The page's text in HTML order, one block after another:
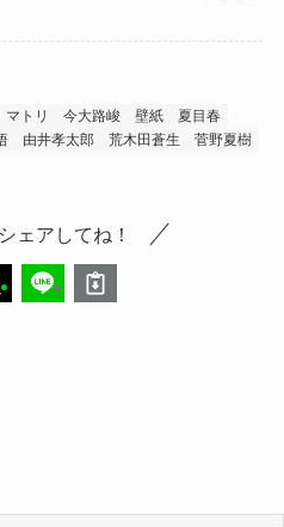
マトリ 今大路峻 壁紙
夏目春
由井孝太郎 荒木田蒼生
菅野夏樹
ェアしてね！